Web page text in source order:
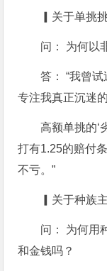
▎关于单挑
问： 为何以
答： “我曾
专注我真正沉迷的
高额单挑的‘
打有1.25的赔付
不亏。”
▎关于种族
问： 为何用
和金钱吗？